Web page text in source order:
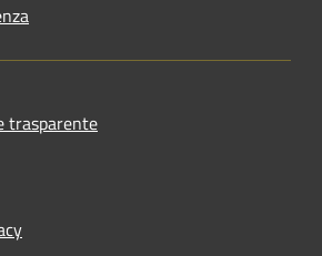
trasparente